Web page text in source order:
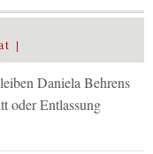
Daniela Behrens
oder Entlassung